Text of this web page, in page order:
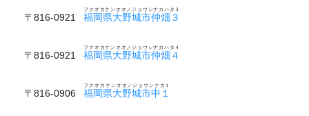
〒816-0921 福岡県大野城市仲畑３
フクオカケンオオノジョウシナカハタ３
〒816-0921 福岡県大野城市仲畑４
フクオカケンオオノジョウシナカハタ４
〒816-0906 福岡県大野城市中１
フクオカケンオオノジョウシナカ１